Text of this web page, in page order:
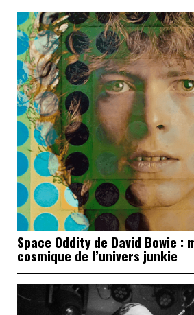
Space Oddity de David Bowie :
cosmique de l’univers junkie